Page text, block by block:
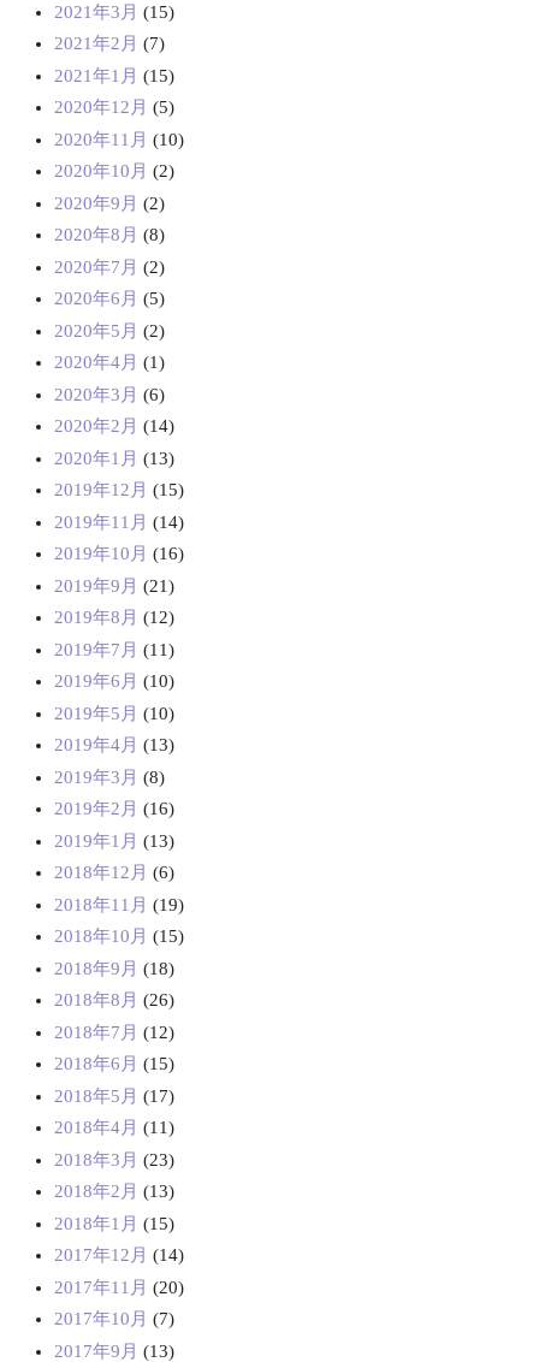
2021年3月 (15)
2021年2月 (7)
2021年1月 (15)
2020年12月 (5)
2020年11月 (10)
2020年10月 (2)
2020年9月 (2)
2020年8月 (8)
2020年7月 (2)
2020年6月 (5)
2020年5月 (2)
2020年4月 (1)
2020年3月 (6)
2020年2月 (14)
2020年1月 (13)
2019年12月 (15)
2019年11月 (14)
2019年10月 (16)
2019年9月 (21)
2019年8月 (12)
2019年7月 (11)
2019年6月 (10)
2019年5月 (10)
2019年4月 (13)
2019年3月 (8)
2019年2月 (16)
2019年1月 (13)
2018年12月 (6)
2018年11月 (19)
2018年10月 (15)
2018年9月 (18)
2018年8月 (26)
2018年7月 (12)
2018年6月 (15)
2018年5月 (17)
2018年4月 (11)
2018年3月 (23)
2018年2月 (13)
2018年1月 (15)
2017年12月 (14)
2017年11月 (20)
2017年10月 (7)
2017年9月 (13)